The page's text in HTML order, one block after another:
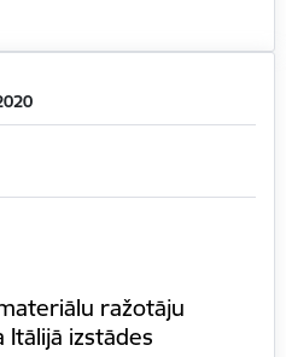
ražotāju
Itālijā izstādes